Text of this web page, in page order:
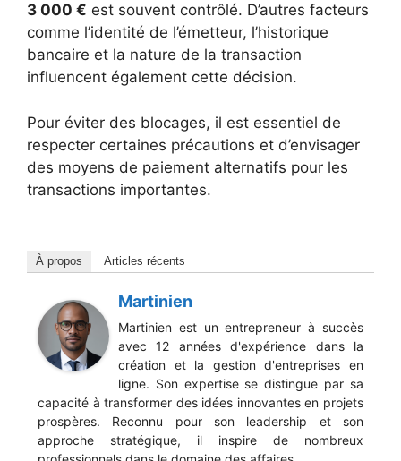
3 000 € est souvent contrôlé. D’autres facteurs
comme l’identité de l’émetteur, l’historique
bancaire et la nature de la transaction
influencent également cette décision.
Pour éviter des blocages, il est essentiel de
respecter certaines précautions et d’envisager
des moyens de paiement alternatifs pour les
transactions importantes.
À propos Articles récents
Martinien
Martinien est un entrepreneur à succès
avec 12 années d'expérience dans la
création et la gestion d'entreprises en
ligne. Son expertise se distingue par sa
capacité à transformer des idées innovantes en projets
prospères. Reconnu pour son leadership et son
approche stratégique, il inspire de nombreux